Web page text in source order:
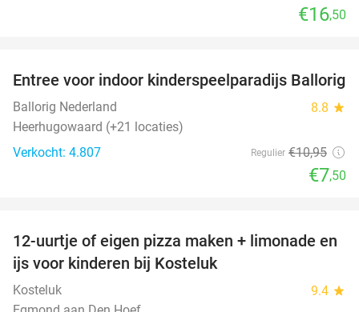
€16,50
32%
Entree voor indoor kinderspeelparadijs Ballorig
Ballorig Nederland 8.8 star
Heerhugowaard (+21 locaties)
Verkocht: 4.807
Regulier €10,95
€7,50
52%
12-uurtje of eigen pizza maken + limonade en
ijs voor kinderen bij Kosteluk
Kosteluk 9.4 star